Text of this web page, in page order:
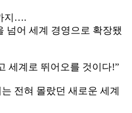
지….
넘어 세계 경영으로 확장됐
세계로 뛰어오를 것이다!”
전혀 몰랐던 새로운 세계